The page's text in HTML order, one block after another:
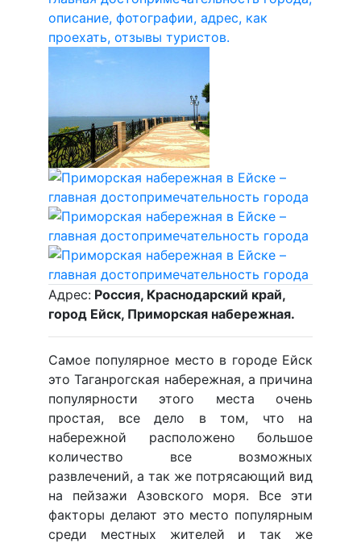
Адрес: Россия, Краснодарский край,
город Ейск, Приморская набережная.
Самое популярное место в городе Ейск
это Таганрогская набережная, а причина
популярности этого места очень
простая, все дело в том, что на
набережной расположено большое
количество все возможных
развлечений, а так же потрясающий вид
на пейзажи Азовского моря. Все эти
факторы делают это место популярным
среди местных жителей и так же